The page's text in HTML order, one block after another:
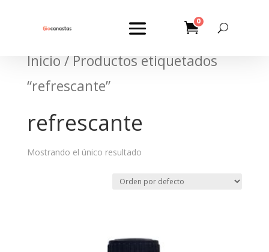
0
Inicio / Productos etiquetados
“refrescante”
refrescante
Mostrando el único resultado